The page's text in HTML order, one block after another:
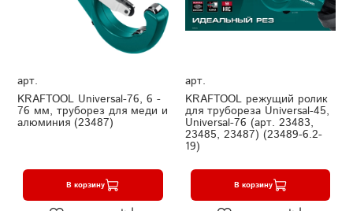
арт.
KRAFTOOL Universal-76, 6 -
76 мм, труборез для меди и
алюминия (23487)
В корзину
арт.
KRAFTOOL режущий ролик
для трубореза Universal-45,
Universal-76 (арт. 23483,
23485, 23487) (23489-6.2-
19)
В корзину